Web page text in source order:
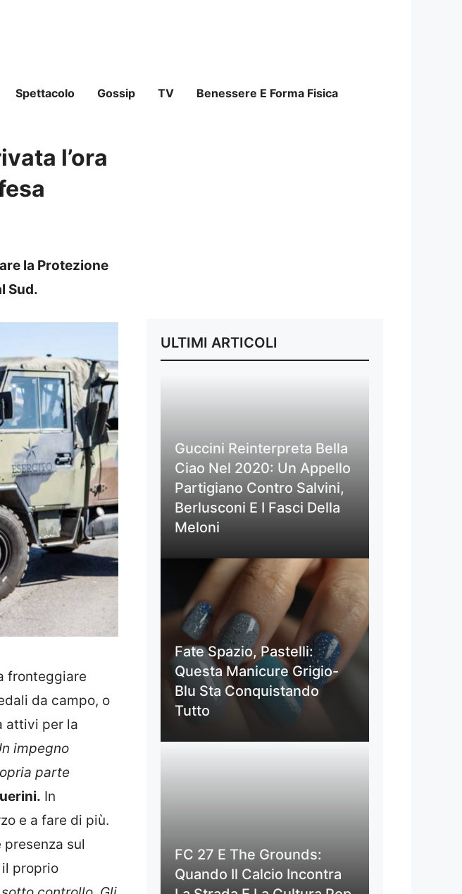
Spettacolo Gossip TV Benessere E Forma Fisica
l’ora
la Protezione
Sud.
fronteggiare
da campo, o
attivi per la
impegno
parte
In
e a fare di più.
sul
il proprio
ULTIMI ARTICOLI
Guccini Reinterpreta Bella
Ciao Nel 2020: Un Appello
Partigiano Contro Salvini,
Berlusconi E I Fasci Della
Meloni
Fate Spazio, Pastelli:
Questa Manicure Grigio-
Blu Sta Conquistando
Tutto
FC 27 E The Grounds:
Quando Il Calcio Incontra